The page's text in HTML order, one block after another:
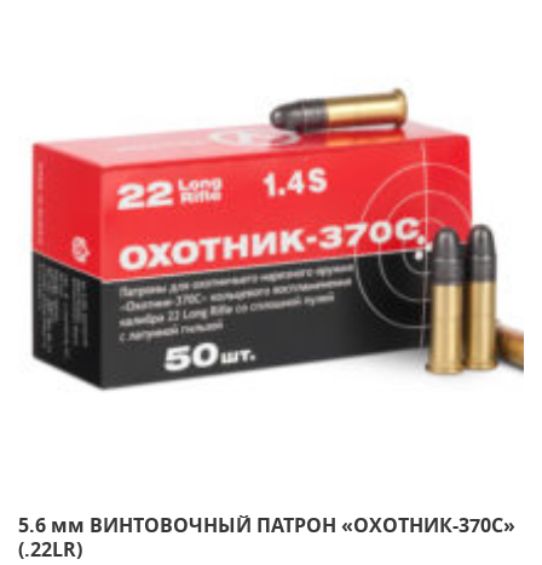
5.6 мм ВИНТОВОЧНЫЙ ПАТРОН «ОХОТНИК-370С»
(.22LR)